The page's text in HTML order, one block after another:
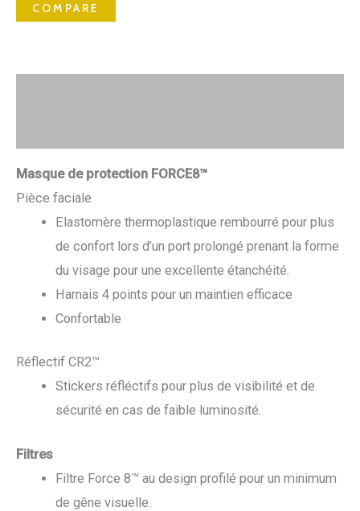
COMPARE
Masque de protection FORCE8™
Pièce faciale
Elastomère thermoplastique rembourré pour plus
de confort lors d’un port prolongé prenant la forme
du visage pour une excellente étanchéité.
Harnais 4 points pour un maintien efficace
Confortable
Réflectif CR2™
Stickers réfléctifs pour plus de visibilité et de
sécurité en cas de faible luminosité.
Filtres
Filtre Force 8™ au design profilé pour un minimum
de gêne visuelle.